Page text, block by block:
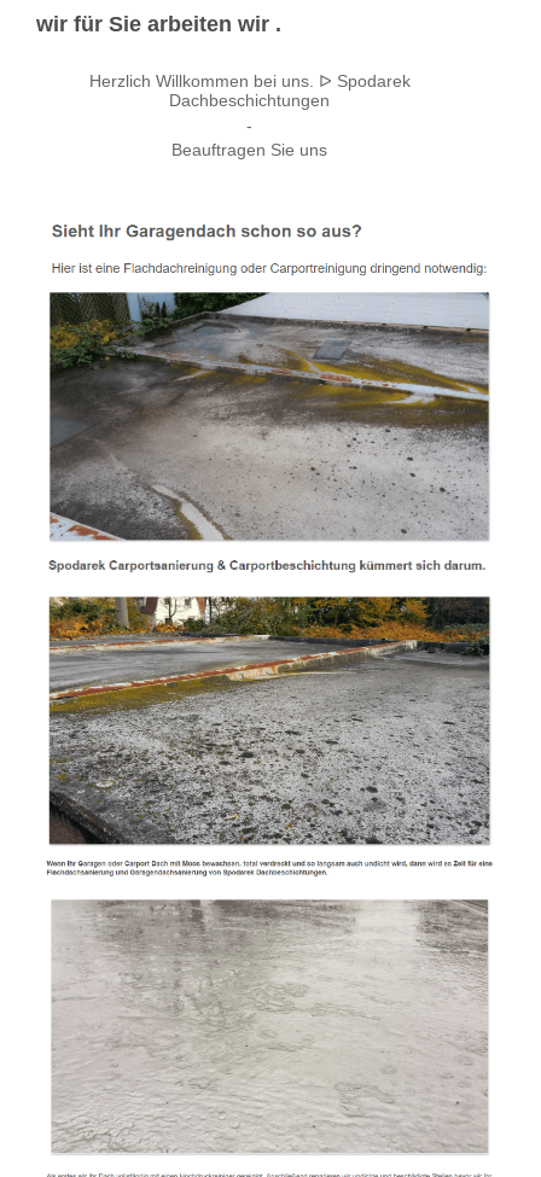
wir für Sie arbeiten wir .
Herzlich Willkommen bei uns. ᐅ Spodarek
Dachbeschichtungen
-
Beauftragen Sie uns